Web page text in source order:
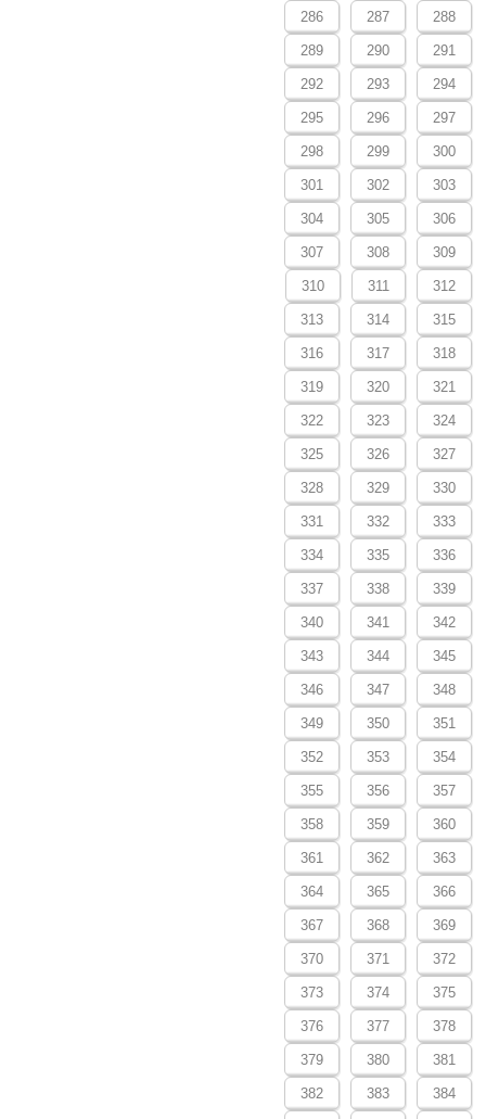
286 287 288
289 290 291
292 293 294
295 296 297
298 299 300
301 302 303
304 305 306
307 308 309
310 311 312
313 314 315
316 317 318
319 320 321
322 323 324
325 326 327
328 329 330
331 332 333
334 335 336
337 338 339
340 341 342
343 344 345
346 347 348
349 350 351
352 353 354
355 356 357
358 359 360
361 362 363
364 365 366
367 368 369
370 371 372
373 374 375
376 377 378
379 380 381
382 383 384